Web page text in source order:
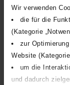
Wir verwenden
die für die
(Kategorie
zur
Website
um die
und dadurch
Reingewinn
Dividenden
Währungseinfluss
Reingewinn
Dividenden
Währungseinfluss